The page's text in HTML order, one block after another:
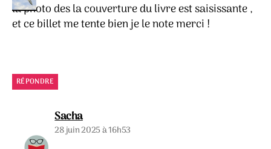
la photo des la couverture du livre est saisissante ,
et ce billet me tente bien je le note merci !
RÉPONDRE
Sachadit :
28 juin 2025 à 16h53